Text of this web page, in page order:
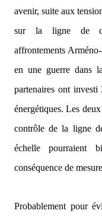
avenir, suite aux
sur la ligne de
affrontements
en une guerre dans
partenaires ont
énergétiques. Les
contrôle de la ligne
échelle pourraient
conséquence de
Probablement pour